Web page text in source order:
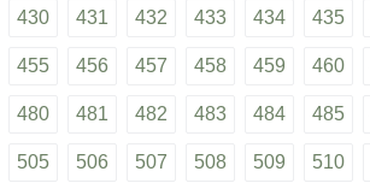
430 431 432 433 434 435
455 456 457 458 459 460
480 481 482 483 484 485
505 506 507 508 509 510